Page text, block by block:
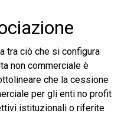
tra ciò che si configura
non commerciale è
che la cessione
per gli enti no profit
istituzionali o riferite